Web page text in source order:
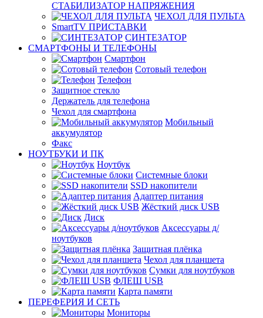
СТАБИЛИЗАТОР НАПРЯЖЕНИЯ
ЧЕХОЛ ДЛЯ ПУЛЬТА
SmartTV ПРИСТАВКИ
СИНТЕЗАТОР
СМАРТФОНЫ И ТЕЛЕФОНЫ
Смартфон
Сотовый телефон
Телефон
Защитное стекло
Держатель для телефона
Чехол для смартфона
Мобильный
аккумулятор
Факс
НОУТБУКИ И ПК
Ноутбук
Системные блоки
SSD накопители
Адаптер питания
Жёсткий диск USB
Диск
Аксессуары д/
ноутбуков
Защитная плёнка
Чехол для планшета
Сумки для ноутбуков
ФЛЕШ USB
Карта памяти
ПЕРЕФЕРИЯ И СЕТЬ
Мониторы